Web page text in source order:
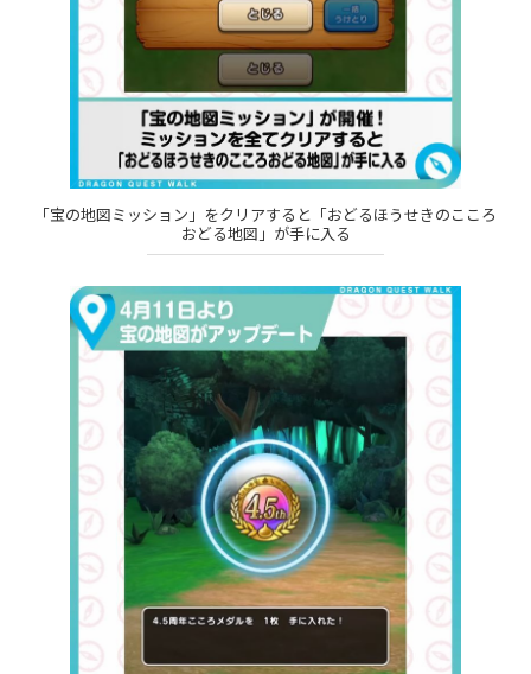
「宝の地図ミッション」をクリアすると「おどるほうせきのこころ
おどる地図」が手に入る